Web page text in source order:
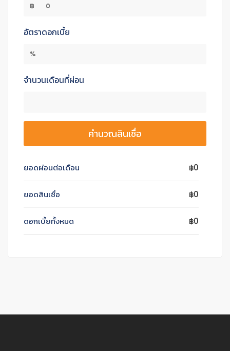
฿
อัตราดอกเบี้ย
%
จำนวนเดือนที่ผ่อน
คำนวณสินเชื่อ
ยอดผ่อนต่อเดือน ฿0
ยอดสินเชื่อ ฿0
ดอกเบี้ยทั้งหมด ฿0